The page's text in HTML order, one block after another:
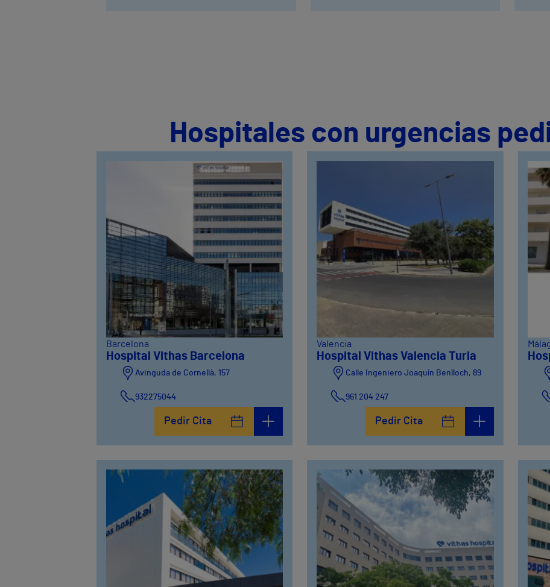
Hospitales con urgencias
Barcelona
Hospital Vithas Barcelona
Avinguda de Cornellà, 157
932275044
Pedir Cita
Valencia
Hospital Vithas Valencia Turia
Calle Ingeniero Joaquín Benlloch, 89
961 204 247
Pedir Cita